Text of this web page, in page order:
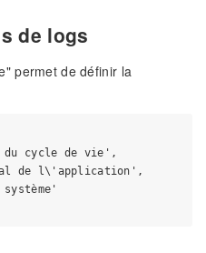
de logs
permet de définir la
cycle de vie',
de l\'application',